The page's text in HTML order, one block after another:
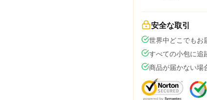
安全な取引
世界中どこでもお
すべての小包に追
商品が届かない場